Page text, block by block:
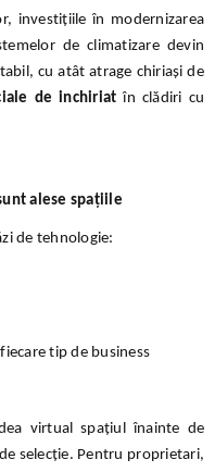
investițiile în modernizarea
de climatizare devin
cu atât atrage chiriași de
de inchiriat în clădiri cu
alese spațiile
de tehnologie:
tip de business
virtual spațiul înainte de
selecție. Pentru proprietari,